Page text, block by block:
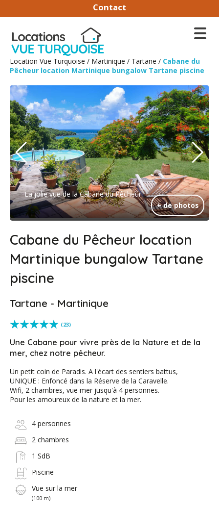
Contact
Location Vue Turquoise / Martinique / Tartane / Cabane du
Pêcheur location Martinique bungalow Tartane piscine
+ de photos
La jolie vue de la Cabane du Pêcheur
Cabane du Pêcheur location
Martinique bungalow Tartane
piscine
Tartane - Martinique
(23)
Une Cabane pour vivre près de la Nature et de la
mer, chez notre pêcheur.
Un petit coin de Paradis. A l'écart des sentiers battus,
UNIQUE : Enfoncé dans la Réserve de la Caravelle.
Wifi, 2 chambres, vue mer jusqu'à 4 personnes.
Pour les amoureux de la nature et la mer.
4 personnes
2 chambres
1 SdB
Piscine
Vue sur la mer
(100 m)